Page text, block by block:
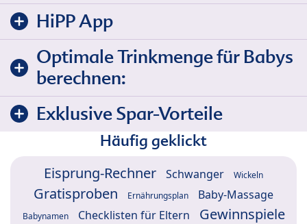
HiPP App
Optimale Trinkmenge für Babys
berechnen:
Exklusive Spar-Vorteile
Häufig geklickt
Eisprung-Rechner Schwanger Wickeln
Gratisproben Ernährungsplan Baby-Massage
Babynamen Checklisten für Eltern
Gewinnspiele